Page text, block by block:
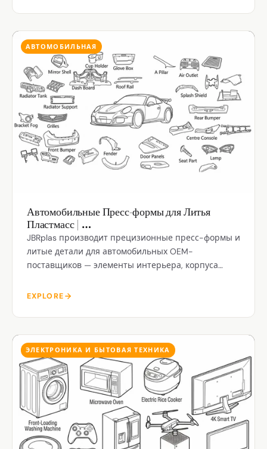
АВТОМОБИЛЬНАЯ
Автомобильные Пресс-формы для Литья
Пластмасс | …
JBRplas производит прецизионные пресс-формы и
литые детали для автомобильных OEM-
поставщиков — элементы интерьера, корпуса
кронштейны.
EXPLORE
ЭЛЕКТРОНИКА И БЫТОВАЯ ТЕХНИКА